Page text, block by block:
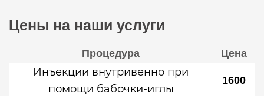
Цены на наши услуги
Процедура Цена
Инъекции внутривенно при
помощи бабочки-иглы
1600